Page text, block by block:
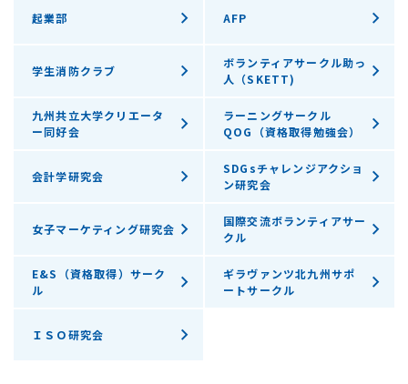
起業部 AFP
学生消防クラブ
ボランティアサークル助っ
人（SKETT)
九州共立大学クリエータ
ー同好会
ラーニングサークル
QOG（資格取得勉強会）
会計学研究会
SDGsチャレンジアクショ
ン研究会
女子マーケティング研究会
国際交流ボランティアサー
クル
E&S（資格取得）サーク
ル
ギラヴァンツ北九州サポ
ートサークル
ＩＳＯ研究会